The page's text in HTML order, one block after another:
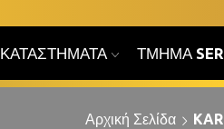
ΚΑΤΑΣΤΉΜΑΤΑ ΤΜΉΜΑ
Αρχική Σελίδα